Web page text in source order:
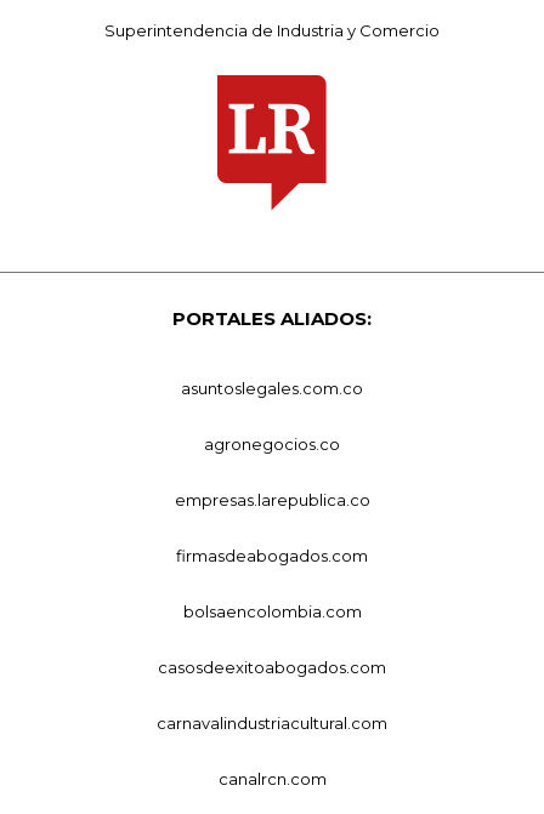
Superintendencia de Industria y Comercio
PORTALES ALIADOS:
asuntoslegales.com.co
agronegocios.co
empresas.larepublica.co
firmasdeabogados.com
bolsaencolombia.com
casosdeexitoabogados.com
carnavalindustriacultural.com
canalrcn.com